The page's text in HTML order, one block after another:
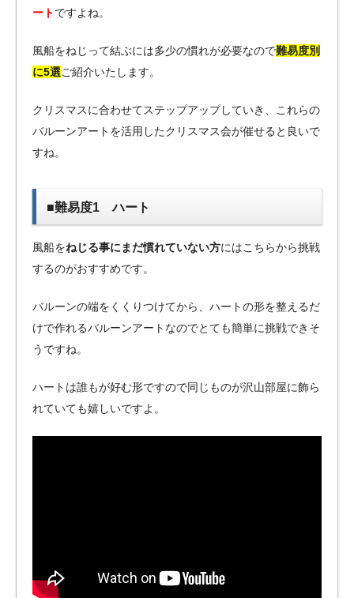
ートですよね。
風船をねじって結ぶには多少の慣れが必要なので難易度別
に5選ご紹介いたします。
クリスマスに合わせてステップアップしていき、これらの
バルーンアートを活用したクリスマス会が催せると良いで
すね。
■難易度1 ハート
風船をねじる事にまだ慣れていない方にはこちらから挑戦
するのがおすすめです。
バルーンの端をくくりつけてから、ハートの形を整えるだ
けで作れるバルーンアートなのでとても簡単に挑戦できそ
うですね。
ハートは誰もが好む形ですので同じものが沢山部屋に飾ら
れていても嬉しいですよ。